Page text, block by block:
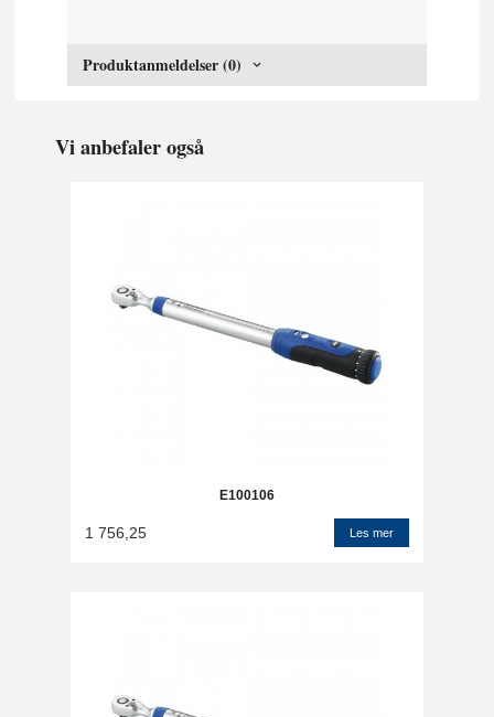
Produktanmeldelser (0)
Vi anbefaler også
E100106
1 756,25 Les mer